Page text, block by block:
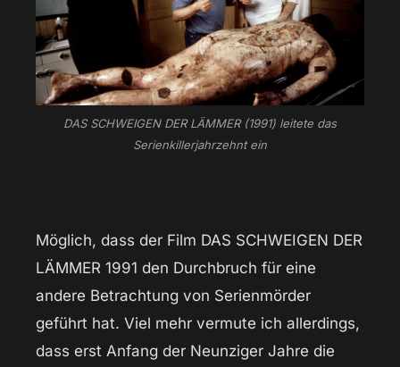
DAS SCHWEIGEN DER LÄMMER (1991) leitete das
Serienkillerjahrzehnt ein
Möglich, dass der Film DAS SCHWEIGEN DER
LÄMMER 1991 den Durchbruch für eine
andere Betrachtung von Serienmörder
geführt hat. Viel mehr vermute ich allerdings,
dass erst Anfang der Neunziger Jahre die